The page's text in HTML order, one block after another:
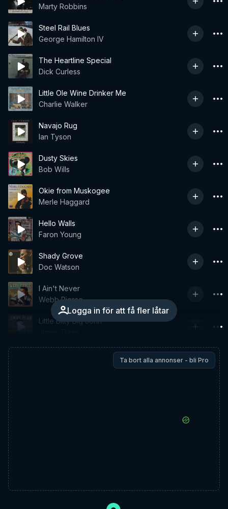
Marty Robbins
Steel Rail Blues
George Hamilton IV
The Heartline Special
Dick Curless
Little Ole Wine Drinker Me
Charlie Walker
Navajo Rug
Ian Tyson
Dusty Skies
Bob Wills
Okie from Muskogee
Merle Haggard
Hello Walls
Faron Young
Shady Grove
Doc Watson
Logga in för att få fler låtar
I Ain't Never
Webb Pierce
Little Bitty Big John
Ta bort alla annonser - bli Pro